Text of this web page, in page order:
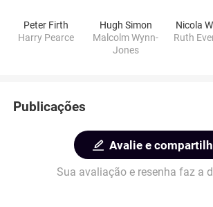
Peter Firth
Harry Pearce
Hugh Simon
Malcolm Wynn-
Jones
Nicola
Ruth
Publicações
Avalie e
Sua avaliação e resenha faz a